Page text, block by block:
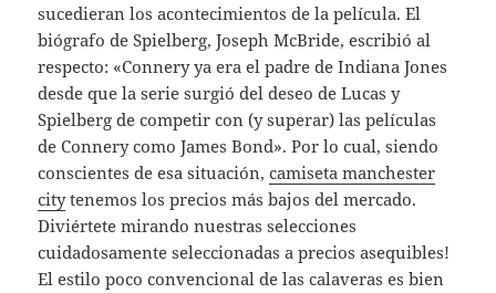
sucedieran los acontecimientos de la película. El
biógrafo de Spielberg, Joseph McBride, escribió al
respecto: «Connery ya era el padre de Indiana Jones
desde que la serie surgió del deseo de Lucas y
Spielberg de competir con (y superar) las películas
de Connery como James Bond». Por lo cual, siendo
conscientes de esa situación,camiseta manchester
citytenemos los precios más bajos del mercado.
Diviértete mirando nuestras selecciones
cuidadosamente seleccionadas a precios asequibles!
El estilo poco convencional de las calaveras es bien